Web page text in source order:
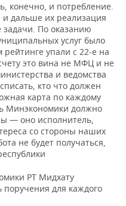
конечно, и потребление.
дальше их реализация
задачи. По оказанию
услуг было
упали с 22-е на
это вина не МФЦ и не
и ведомства
кто что должен
карта по каждому
Минэкономики должно
— оно исполнитель,
со стороны наших
не будет получаться,
РТ Мидхату
поручения для каждого